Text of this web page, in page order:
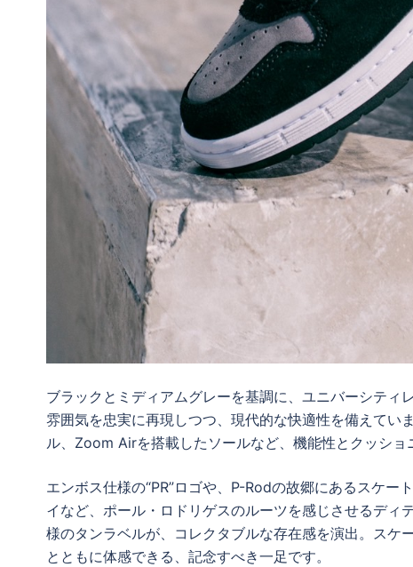
ブラックとミディアムグレーを基調に、ユニバーシテ
雰囲気を忠実に再現しつつ、現代的な快適性を備えてい
ル、Zoom Airを搭載したソールなど、機能性とクッショ
エンボス仕様の“PR”ロゴや、P-Rodの故郷にあるスケ
イなど、ポール・ロドリゲスのルーツを感じさせるデ
様のタンラベルが、コレクタブルな存在感を演出。スケ
とともに体感できる、記念すべき一足です。